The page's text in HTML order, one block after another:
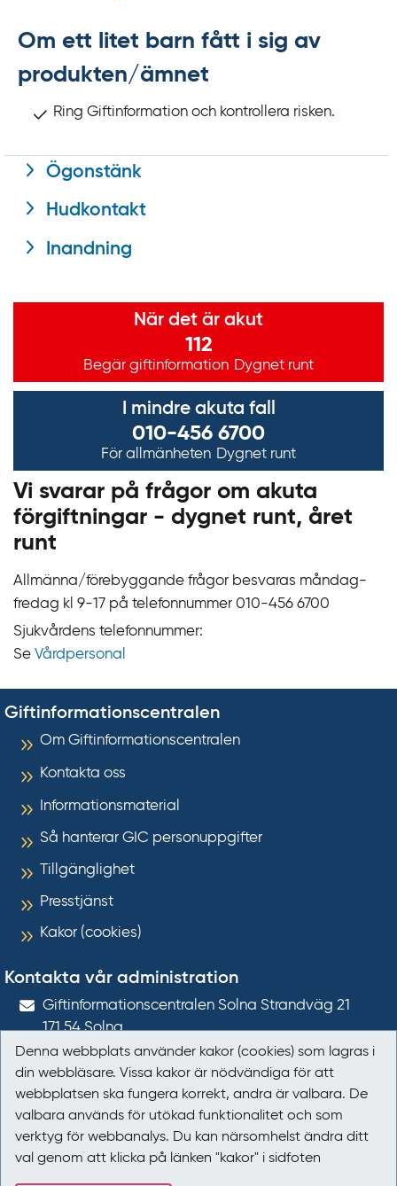
Denna webbplats använder kakor (cookies) som lagras i
din webbläsare. Vissa kakor är nödvändiga för att
webbplatsen ska fungera korrekt, andra är valbara. De
valbara används för utökad funktionalitet och som
verktyg för webbanalys. Du kan närsomhelst ändra ditt
val genom att klicka på länken "kakor" i sidfoten
Om ett litet barn fått i sig av
produkten/ämnet
Ring Giftinformation och kontrollera risken.
Ögonstänk
Hudkontakt
Inandning
Viktig information
När det är akut
112
Begär giftinformation Dygnet runt
I mindre akuta fall
010-456 6700
För allmänheten Dygnet runt
Vi svarar på frågor om akuta
förgiftningar - dygnet runt, året
runt
Allmänna/förebyggande frågor besvaras måndag-
fredag kl 9‍‍-17 på telefonnummer 010‍-‍456 6700
Sjukvårdens telefonnummer:
Se Vårdpersonal
Giftinformationscentralen
Om Giftinformationscentralen
Kontakta oss
Informationsmaterial
Så hanterar GIC personuppgifter
Tillgänglighet
Presstjänst
Kakor (cookies)
Kontakta vår administration
Gift­informations­centralen Solna Strandväg 21
171 54 Solna
giftinformation@gic.se
Följ oss
Följ oss på Facebook